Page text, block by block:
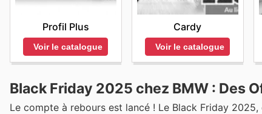
Profil Plus
Voir le catalogue
Cardy
Voir le catalogue
Black Friday 2025 chez BMW : Des
Le compte à rebours est lancé ! Le Black Friday